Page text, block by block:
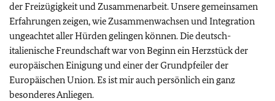
der Freizügigkeit und Zusammenarbeit. Unsere gemeinsamen
Erfahrungen zeigen, wie Zusammenwachsen und Integration
ungeachtet aller Hürden gelingen können. Die deutsch-
italienische Freundschaft war von Beginn ein Herzstück der
europäischen Einigung und einer der Grundpfeiler der
Europäischen Union. Es ist mir auch persönlich ein ganz
besonderes Anliegen.